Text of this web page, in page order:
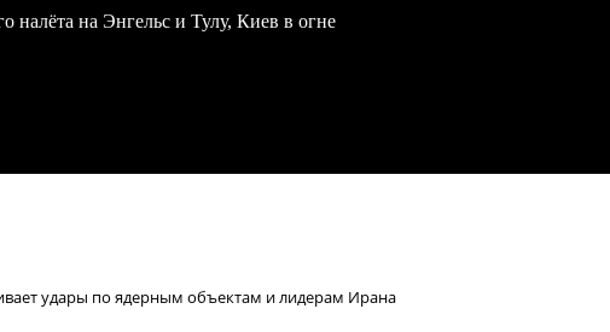
налёта на Энгельс и Тулу, Киев в огне
удары по ядерным объектам и лидерам Ирана